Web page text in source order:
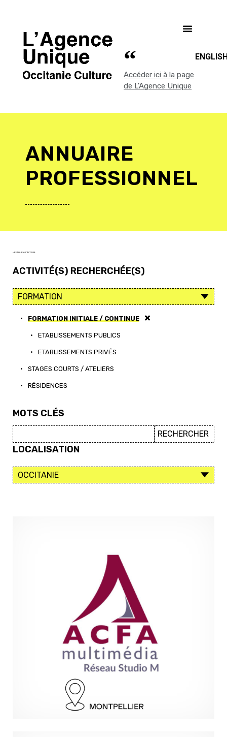
Accéder ici à la page
de L'Agence Unique
ANNUAIRE
PROFESSIONNEL
< RETOUR À L'ACCUEIL
ACTIVITÉ(S) RECHERCHÉE(S)
• FORMATION INITIALE / CONTINUE
• ETABLISSEMENTS PUBLICS
• ETABLISSEMENTS PRIVÉS
• STAGES COURTS / ATELIERS
• RÉSIDENCES
MOTS CLÉS
LOCALISATION